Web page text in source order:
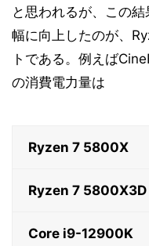
と思われるが、この
幅に向上したのが、
トである。例えば
の消費電力量は
Ryzen 7 5800X
Ryzen 7 5800X3D
Core i9-12900K